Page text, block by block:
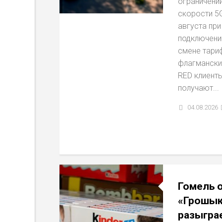
скорости
августа при
смене
RED
получают...
04.08.2026
Гомель